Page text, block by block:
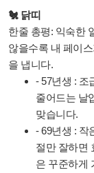
🐔 닭띠
한줄 총평: 익숙한
않을수록 내 페이
을 냅니다.
- 57년생 : 조
줄어드는 날
맞습니다.
- 69년생 : 작
절만 잘하면
은 꾸준하게